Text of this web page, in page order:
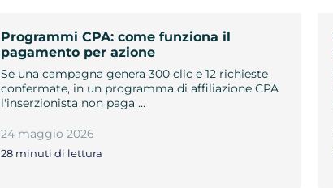
Programmi CPA: come funziona il
pagamento per azione
Se una campagna genera 300 clic e 12 richieste
confermate, in un programma di affiliazione CPA
l'inserzionista non paga …
24 maggio 2026
28 minuti di lettura